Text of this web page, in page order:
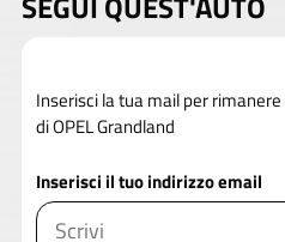
Inserisci la tua mail per
di OPEL Grandland
Inserisci il tuo indirizzo email